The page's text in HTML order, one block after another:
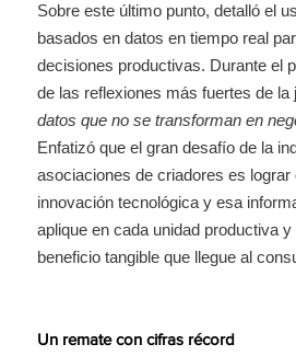
Sobre este último punto, detalló el
basados en datos en tiempo real
decisiones productivas. Durante el
de las reflexiones más fuertes de la
datos que no se transforman en
Enfatizó que el gran desafío de la
asociaciones de criadores es lograr
innovación tecnológica y esa
aplique en cada unidad productiva
beneficio tangible que llegue al
Un remate con cifras récord